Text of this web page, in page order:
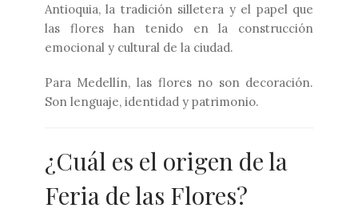
Antioquia, la tradición silletera y el papel que
las flores han tenido en la construcción
emocional y cultural de la ciudad.
Para Medellín, las flores no son decoración.
Son lenguaje, identidad y patrimonio.
¿Cuál es el origen de la
Feria de las Flores?